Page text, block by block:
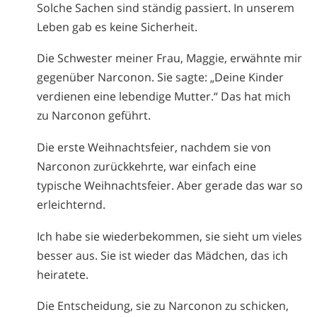
Solche Sachen sind ständig passiert. In unserem
Leben gab es keine Sicherheit.
Die Schwester meiner Frau, Maggie, erwähnte mir
gegenüber Narconon. Sie sagte: „Deine Kinder
verdienen eine lebendige Mutter.“ Das hat mich
zu Narconon geführt.
Die erste Weihnachtsfeier, nachdem sie von
Narconon zurückkehrte, war einfach eine
typische Weihnachtsfeier. Aber gerade das war so
erleichternd.
Ich habe sie wiederbekommen, sie sieht um vieles
besser aus. Sie ist wieder das Mädchen, das ich
heiratete.
Die Entscheidung, sie zu Narconon zu schicken,